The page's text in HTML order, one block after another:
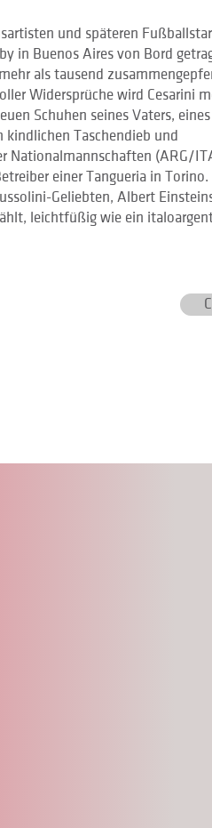
und späteren
in Buenos Aires von Bord
als tausend
Widersprüche wird Cesarini
Schuhen seines Vaters, eines
Taschendieb und
Nationalmannschaften (ARG/
einer Tangueria in Torino.
Geliebten, Albert
leichtfüßig wie ein